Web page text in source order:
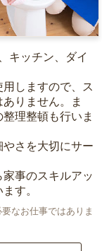
キッチン、ダイ
しますので、ス
りません。ま
理整頓も行いま
さを大切にサー
事のスキルアッ
す。
なお仕事ではありま